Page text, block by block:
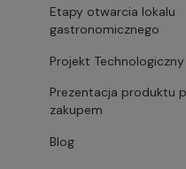
Etapy otwarcia lokalu
gastronomicznego
Projekt Technologiczny
Prezentacja produktu
zakupem
Blog